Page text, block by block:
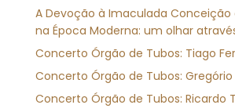
A Devoção à Imaculada Conceição
na Época Moderna: um olhar
Concerto Órgão de Tubos: Tiago
Concerto Órgão de Tubos:
Concerto Órgão de Tubos: Ricardo